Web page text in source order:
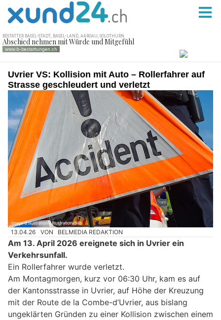
Uvrier VS: Kollision mit Auto – Rollerfahrer auf
Strasse geschleudert und verletzt
13.04.26 VON BELMEDIA REDAKTION
Am 13. April 2026 ereignete sich in Uvrier ein
Verkehrsunfall.
Ein Rollerfahrer wurde verletzt.
Am Montagmorgen, kurz vor 06:30 Uhr, kam es auf
der Kantonsstrasse in Uvrier, auf Höhe der Kreuzung
mit der Route de la Combe-d’Uvrier, aus bislang
ungeklärten Gründen zu einer Kollision zwischen einem